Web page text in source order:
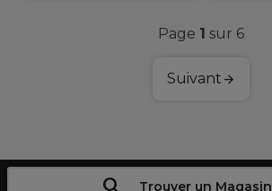
Page 1 sur 6
Suivant
Trouver un Magasin